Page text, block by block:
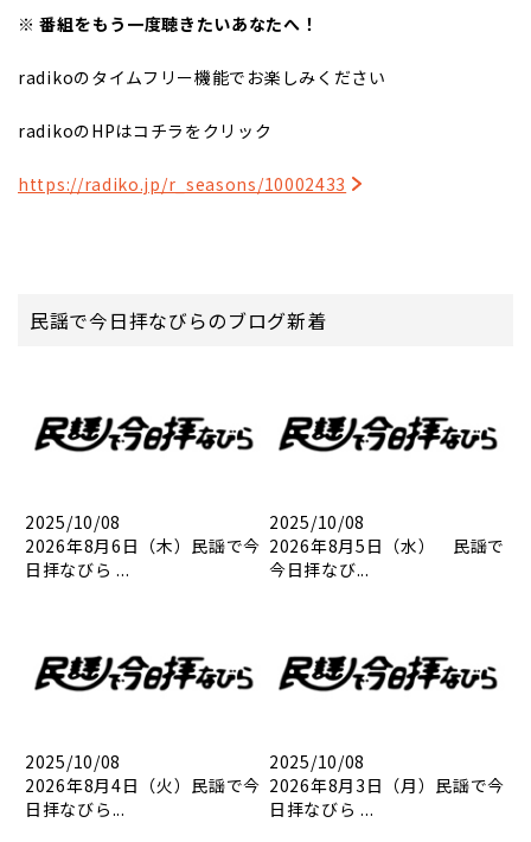
※ 番組をもう一度聴きたいあなたへ！
radikoのタイムフリー機能でお楽しみください
radikoのHPはコチラをクリック
https://radiko.jp/r_seasons/10002433
民謡で今日拝なびらのブログ新着
2025/10/08
2026年8月6日（木）民謡で今
日拝なびら ...
2025/10/08
2026年8月5日（水） 民謡で
今日拝なび...
2025/10/08
2026年8月4日（火）民謡で今
日拝なびら...
2025/10/08
2026年8月3日（月）民謡で今
日拝なびら ...